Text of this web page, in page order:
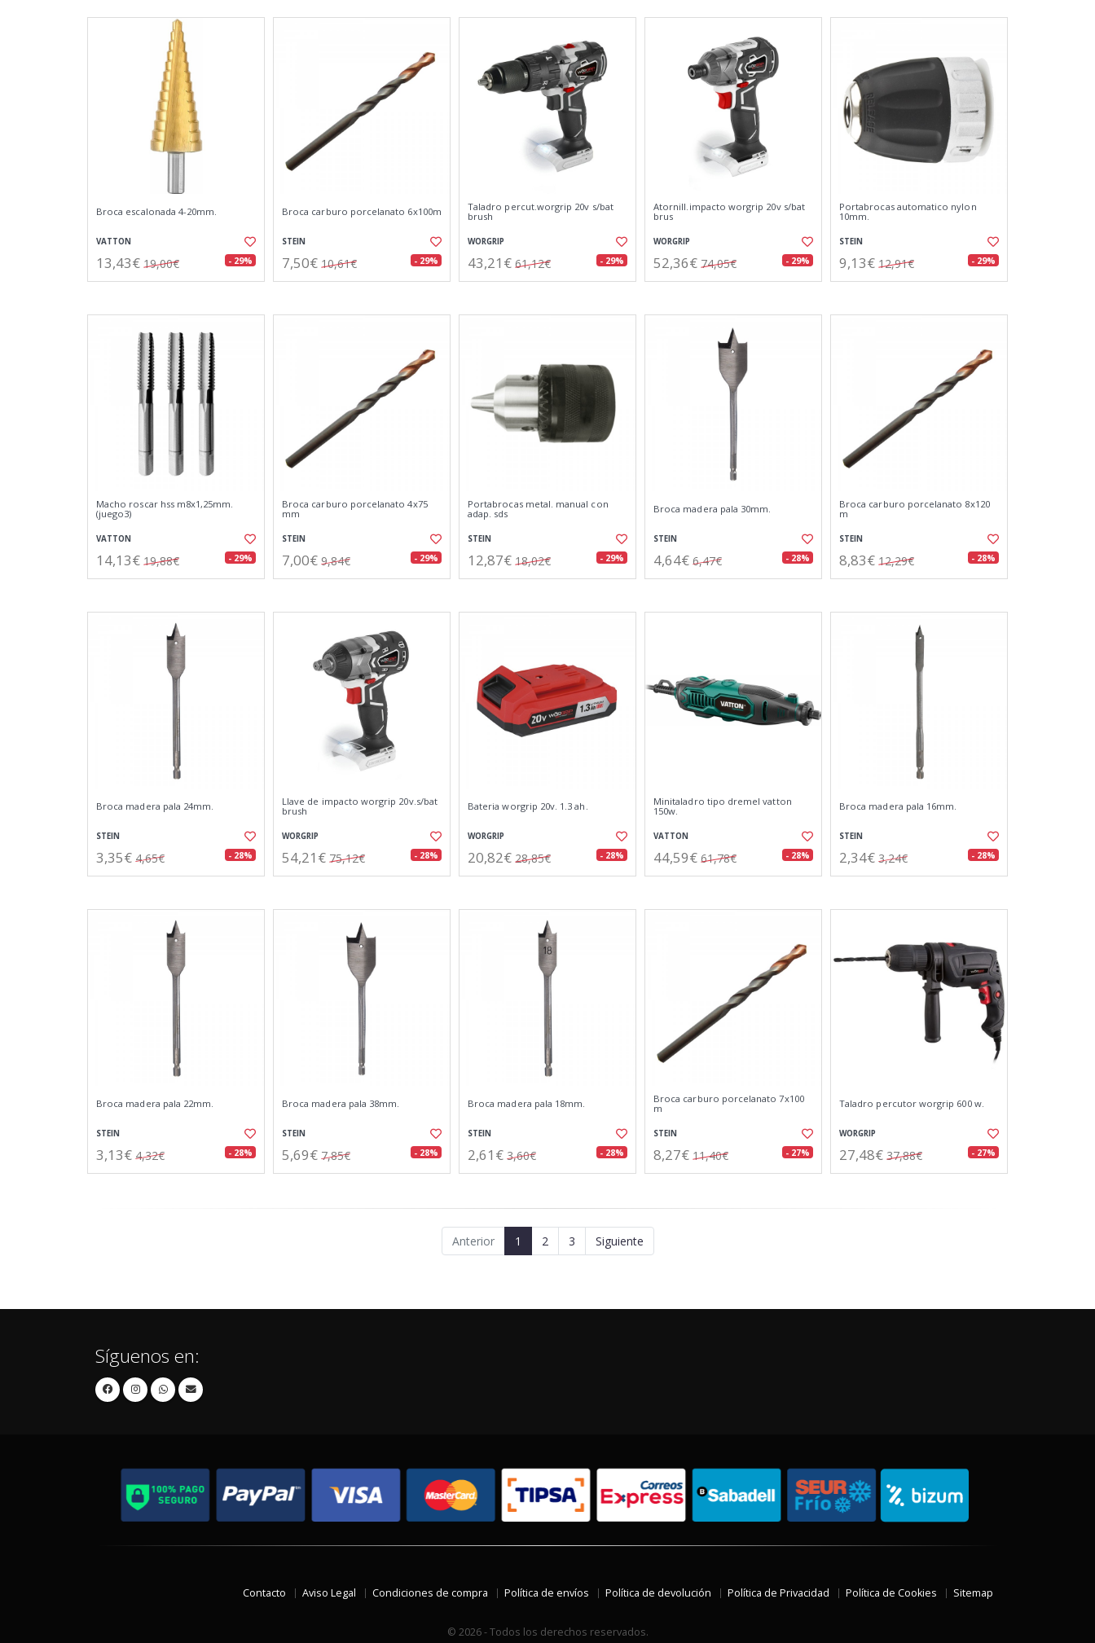
Broca escalonada 4-20mm.
VATTON
13,43€ 19,00€ - 29%
Broca carburo porcelanato 6x100m
STEIN
7,50€ 10,61€ - 29%
Taladro percut.worgrip 20v s/bat
brush
WORGRIP
43,21€ 61,12€ - 29%
Atornill.impacto worgrip 20v s/bat
brus
WORGRIP
52,36€ 74,05€ - 29%
Portabrocas automatico nylon
10mm.
STEIN
9,13€ 12,91€ - 29%
Macho roscar hss m8x1,25mm.
(juego3)
VATTON
14,13€ 19,88€ - 29%
Broca carburo porcelanato 4x75
mm
STEIN
7,00€ 9,84€ - 29%
Portabrocas metal. manual con
adap. sds
STEIN
12,87€ 18,02€ - 29%
Broca madera pala 30mm.
STEIN
4,64€ 6,47€ - 28%
Broca carburo porcelanato 8x120
m
STEIN
8,83€ 12,29€ - 28%
Broca madera pala 24mm.
STEIN
3,35€ 4,65€ - 28%
Llave de impacto worgrip 20v.s/bat
brush
WORGRIP
54,21€ 75,12€ - 28%
Bateria worgrip 20v. 1.3 ah.
WORGRIP
20,82€ 28,85€ - 28%
Minitaladro tipo dremel vatton
150w.
VATTON
44,59€ 61,78€ - 28%
Broca madera pala 16mm.
STEIN
2,34€ 3,24€ - 28%
Broca madera pala 22mm.
STEIN
3,13€ 4,32€ - 28%
Broca madera pala 38mm.
STEIN
5,69€ 7,85€ - 28%
Broca madera pala 18mm.
STEIN
2,61€ 3,60€ - 28%
Broca carburo porcelanato 7x100
m
STEIN
8,27€ 11,40€ - 27%
Taladro percutor worgrip 600 w.
WORGRIP
27,48€ 37,88€ - 27%
Anterior 1 2 3 Siguiente
Síguenos en:
Contacto Aviso Legal Condiciones de compra Política de envíos Política de devolución Política de Privacidad Política de Cookies Sitemap
© 2026 - Todos los derechos reservados.